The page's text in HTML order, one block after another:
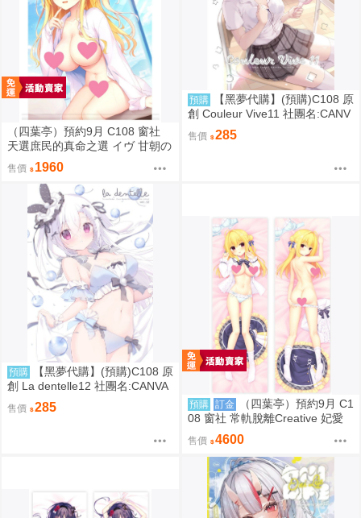
（四葉亭）預約9月 C108 窗社
天選庶民的真命之選 イヴ 甘朝の
彼シャツver B1&B2掛軸 0814
售價 1960
預購
【黑夢代購】(預購)C108 原
創 Couleur Vive11 社團名:CANV
AS+GARDEN 繪師:宮坂みゆ
售價 285
預購
【黑夢代購】(預購)C108 原
創 La dentelle12 社團名:CANVA
S+GARDEN 繪師:宮坂みゆ
售價 285 預購 訂金
（四葉亭）預約9月 C1
08 窗社 常軌脫離Creative 妃愛
抱枕套 0814
售價 4600